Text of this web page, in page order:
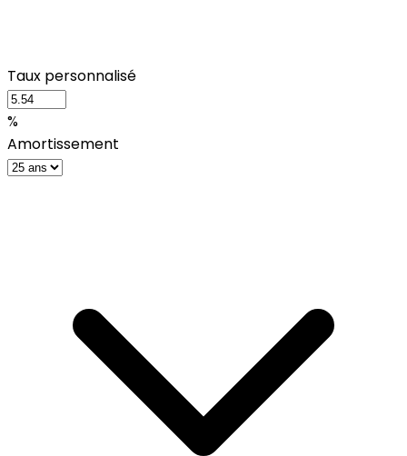
Taux personnalisé
%
Amortissement